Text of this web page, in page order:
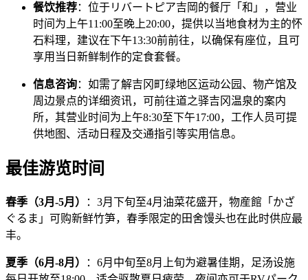
餐饮推荐：位于リバートピア吉岡的餐厅「和」，营业
时间为上午11:00至晚上20:00，提供以当地食材为主的怀
石料理，建议在下午13:30前前往，以确保有座位，且可
享用当日新鲜制作的定食套餐。
信息咨询：如需了解吉冈町绿地区运动公园、物产馆及
周边景点的详细资讯，可前往道之驿吉冈温泉的案内
所，其营业时间为上午8:30至下午17:00，工作人员可提
供地图、活动日程及交通指引等实用信息。
最佳游览时间
春季（3月-5月）
：3月下旬至4月油菜花盛开，物産館「かざ
ぐるま」可购新鲜竹笋，春季限定的田舍馒头也在此时供应最
丰。
夏季（6月-8月）
：6月中旬至8月上旬为避暑佳期，足汤设施